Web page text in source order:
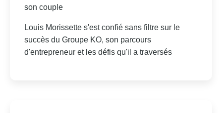
son couple
Louis Morissette s'est confié sans filtre sur le
succès du Groupe KO, son parcours
d'entrepreneur et les défis qu'il a traversés